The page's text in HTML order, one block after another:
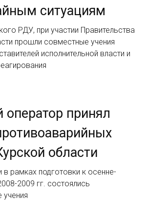
ситуациям
РДУ, при участии Правительства
прошли совместные учения
исполнительной власти и
принял
области
в рамках подготовки к осенне-
2009 гг. состоялись
учения